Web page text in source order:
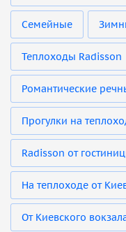
Семейные
Теплоходы Radisson
Романтические
Прогулки на
Radisson от
На теплоходе от
От Киевского